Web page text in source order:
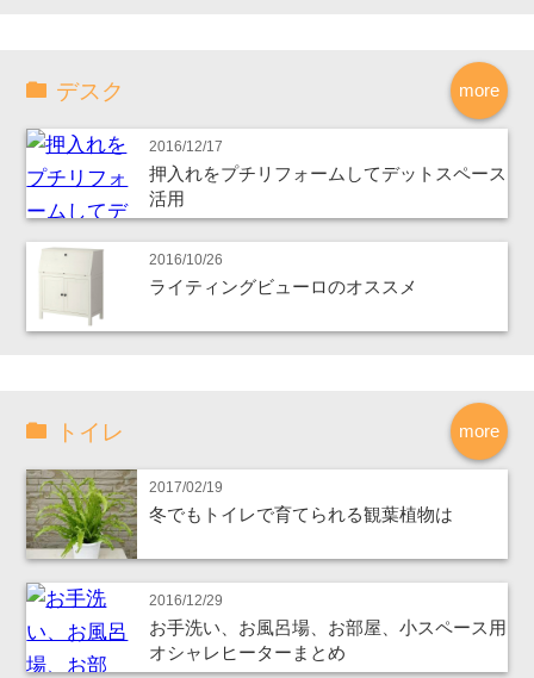
more
デスク
2016/12/17
押入れをプチリフォームしてデットスペース
活用
2016/10/26
ライティングビューロのオススメ
more
トイレ
2017/02/19
冬でもトイレで育てられる観葉植物は
2016/12/29
お手洗い、お風呂場、お部屋、小スペース用
オシャレヒーターまとめ